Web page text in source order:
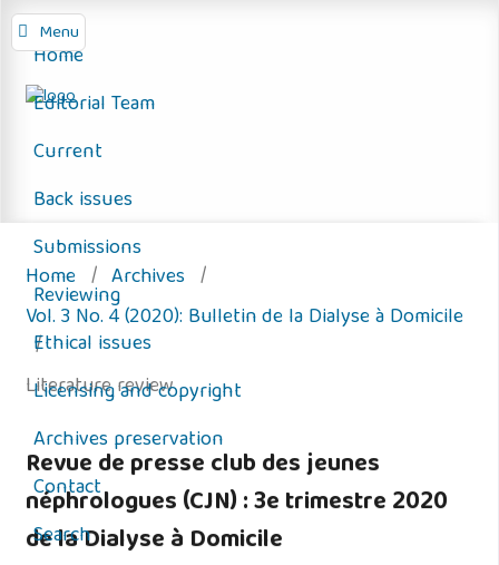
Menu
Home
Editorial Team
Current
Back issues
Submissions
Reviewing
Ethical issues
Licensing and copyright
Archives preservation
Contact
Search
Home / Archives /
Vol. 3 No. 4 (2020): Bulletin de la Dialyse à Domicile
/
Literature review
Revue de presse club des jeunes
néphrologues (CJN) : 3e trimestre 2020
de la Dialyse à Domicile